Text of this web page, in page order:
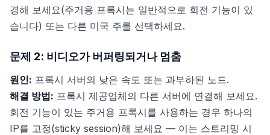
경해 보세요(주거용 프록시는 일반적으로 회전 기능이 있
습니다) 또는 다른 미국 주를 선택하세요.
문제 2: 비디오가 버퍼링되거나 멈춤
원인: 프록시 서버의 낮은 속도 또는 과부하된 노드.
해결 방법: 프록시 제공업체의 다른 서버에 연결해 보세요.
회전 기능이 있는 주거용 프록시를 사용하는 경우 하나의
IP를 고정(sticky session)해 보세요 — 이는 스트리밍 시